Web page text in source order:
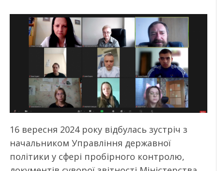
16 вересня 2024 року відбулась зустріч з
начальником Управління державної
політики у сфері пробірного контролю,